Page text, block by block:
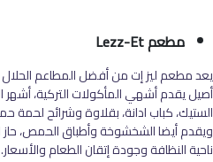
مطعم Lezz-Et
يعد مطعم ليز إت من أفضل المطاعم
أصيل يقدم أشهي المأكولات التركية،
الستيك، كباب ادانة، بقلاوة وشرائح
ويقدم أيضا الشخشوخة وأطباق الحمص، حاز
ناحية النظافة وجودة إتقان الطعام والأسعار.